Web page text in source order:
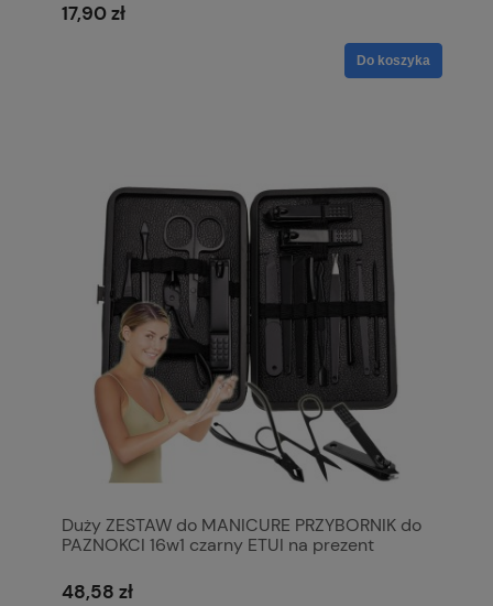
17,90 zł
Do koszyka
Duży ZESTAW do MANICURE PRZYBORNIK do
PAZNOKCI 16w1 czarny ETUI na prezent
48,58 zł